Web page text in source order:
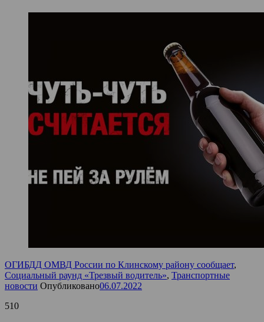
ОГИБДД ОМВД России по Клинскому району сообщает,
Социальный раунд «Трезвый водитель», Транспортные
новости Опубликовано06.07.2022
510